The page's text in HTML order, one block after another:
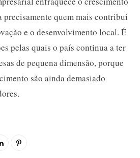
precisamente quem mais contribui
e o desenvolvimento local. É
pelas quais o país continua a ter
de pequena dimensão, porque
são ainda demasiado